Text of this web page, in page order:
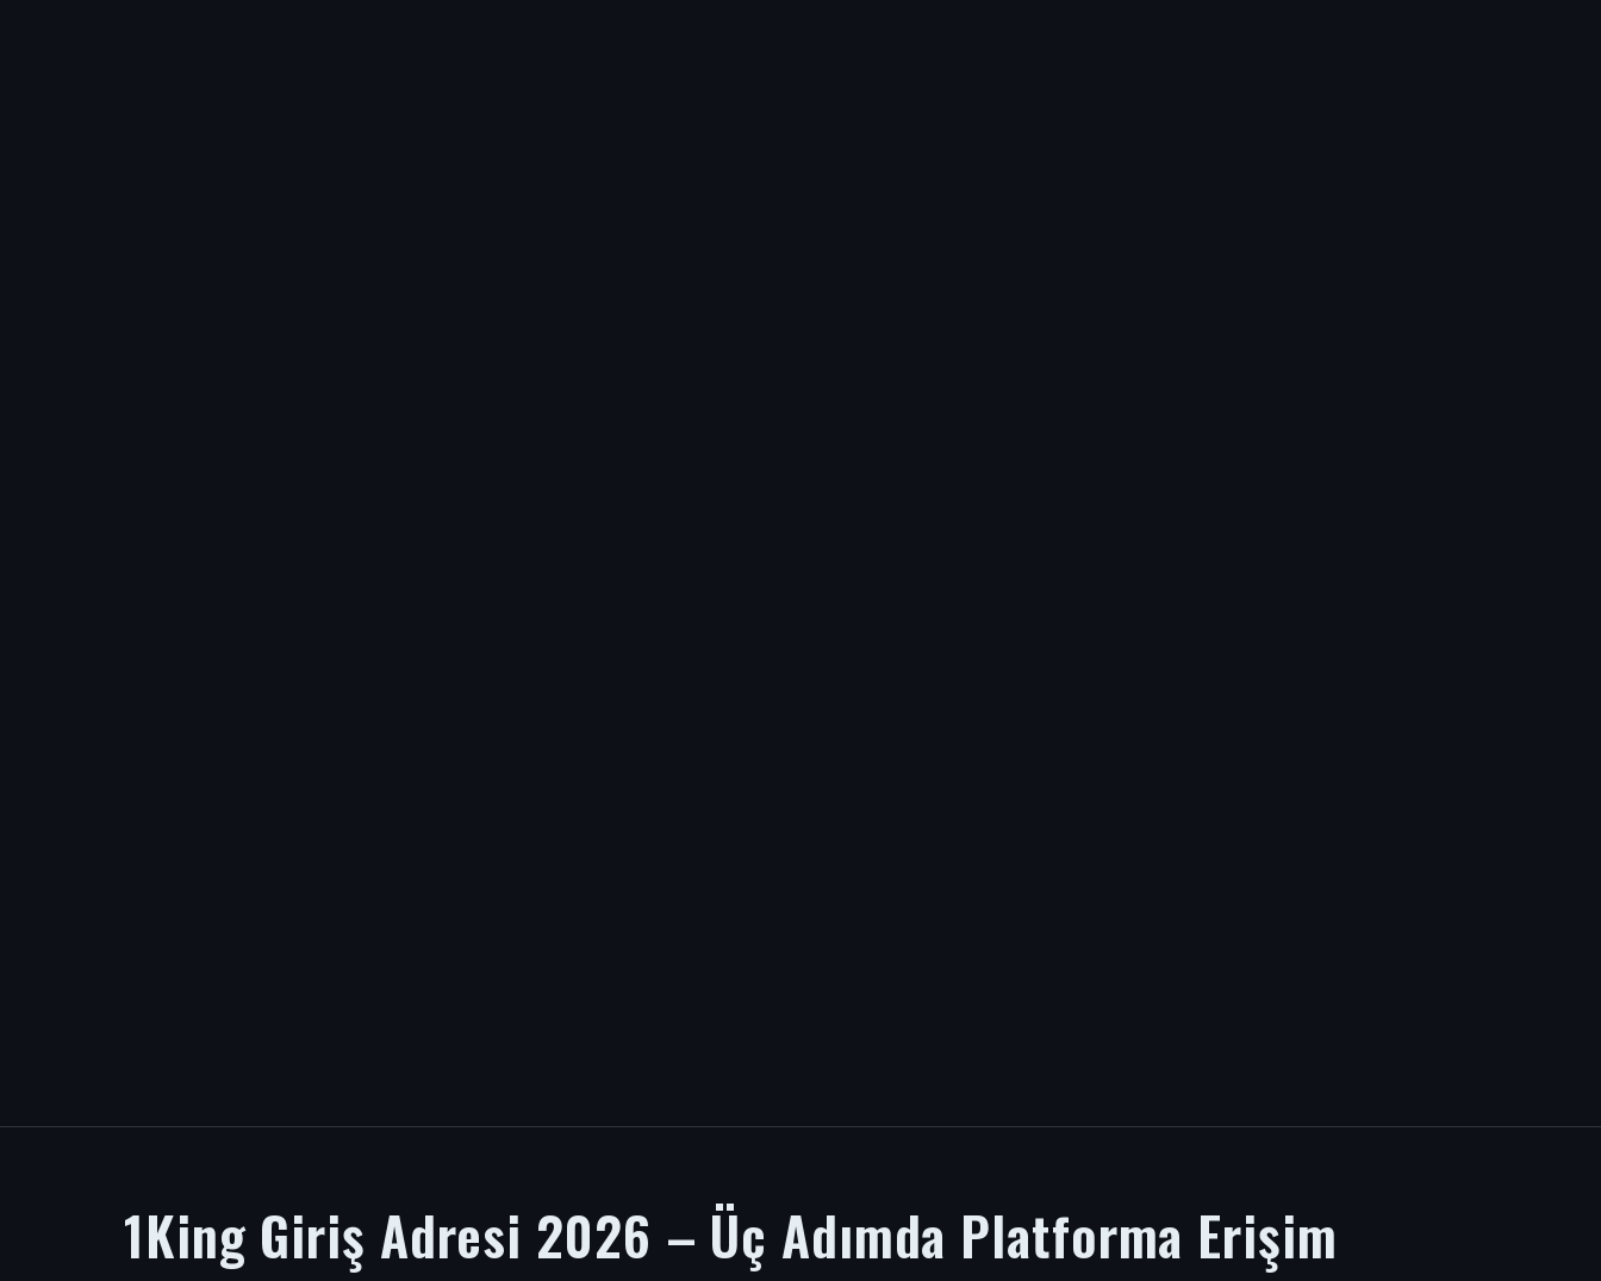
1King Giriş Adresi 2026 – Üç Adımda Platforma Erişim